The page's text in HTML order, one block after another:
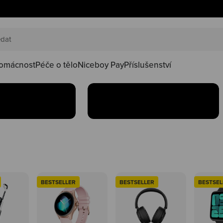
Péče o těloNiceboy PayPříslušenství
happy
ve
Oblíbené produkty teď
Koupit
BESTSELLER BESTSELLER